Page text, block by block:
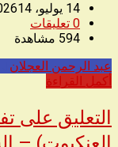
14 يوليو، 2026
14 يوليو، 2026
0 تعليقات
594 مشاهدة
عبد الرحمن العجلان
أكمل القراءة
التعليق على